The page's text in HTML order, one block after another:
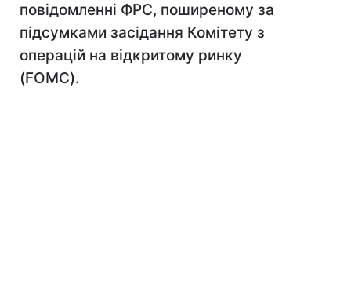
повідомленні ФРС, поширеному за
підсумками засідання Комітету з
операцій на відкритому ринку
(FOMC).